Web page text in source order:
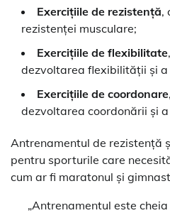
Exercițiile de rezistență,
rezistenței musculare;
Exercițiile de flexibilitate
dezvoltarea flexibilității și
Exercițiile de coordonare
dezvoltarea coordonării și
Antrenamentul de rezistență
pentru sporturile care
cum ar fi maratonul și
„Antrenamentul este